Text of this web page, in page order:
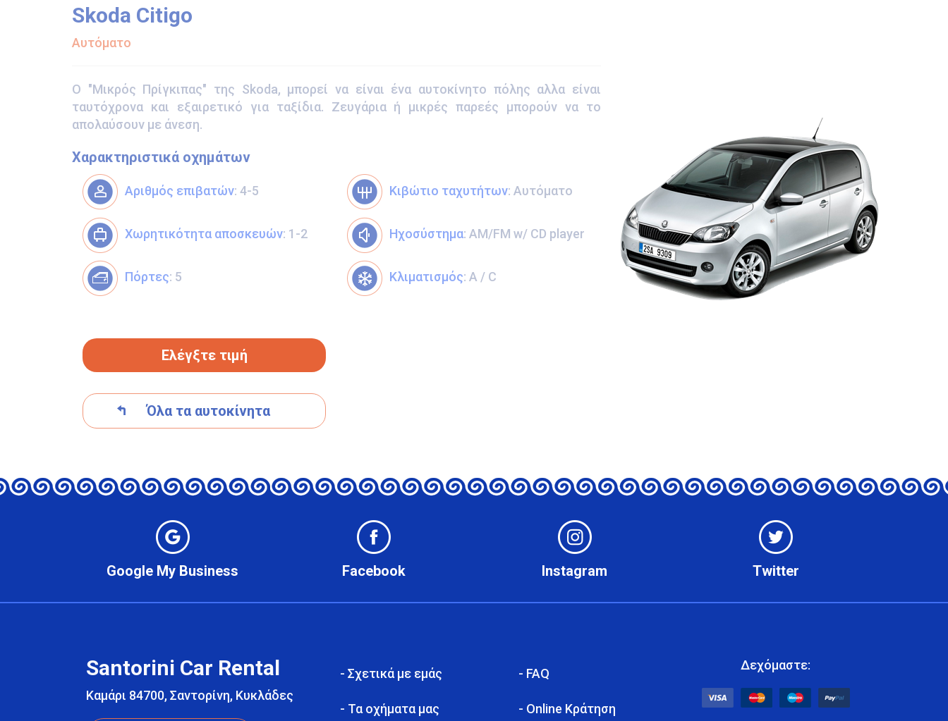
Skoda Citigo
Αυτόματο
Ο "Μικρός Πρίγκιπας" της Skoda, μπορεί να είναι ένα αυτοκίνητο πόλης αλλα είναι
ταυτόχρονα και εξαιρετικό για ταξίδια. Ζευγάρια ή μικρές παρεές μπορούν να το
απολαύσουν με άνεση.
Χαρακτηριστικά οχημάτων
Αριθμός επιβατών: 4-5
Χωρητικότητα αποσκευών: 1-2
Πόρτες: 5
Κιβώτιο ταχυτήτων: Αυτόματο
Ηχοσύστημα: AM/FM w/ CD player
Κλιματισμός: A / C
Ελέγξτε τιμή
Όλα τα αυτοκίνητα
Google My Business Facebook Instagram Twitter
Santorini Car Rental
Καμάρι 84700, Σαντορίνη, Κυκλάδες
- Σχετικά με εμάς
- Τα οχήματα μας
- FAQ
- Online Κράτηση
Δεχόμαστε: